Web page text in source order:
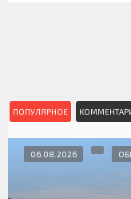
ПОПУЛЯРНОЕ
06.08.2026